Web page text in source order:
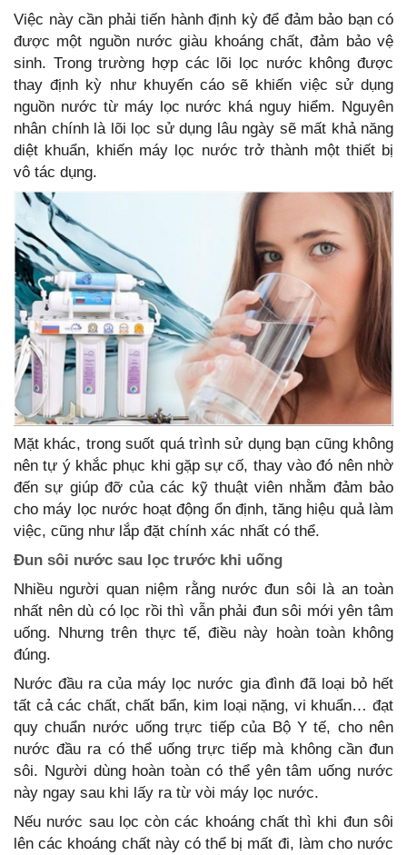
Việc này cần phải tiến hành định kỳ để đảm bảo bạn có
được một nguồn nước giàu khoáng chất, đảm bảo vệ
sinh. Trong trường hợp các lõi lọc nước không được
thay định kỳ như khuyến cáo sẽ khiến việc sử dụng
nguồn nước từ máy lọc nước khá nguy hiểm. Nguyên
nhân chính là lõi lọc sử dụng lâu ngày sẽ mất khả năng
diệt khuẩn, khiến máy lọc nước trở thành một thiết bị
vô tác dụng.
Mặt khác, trong suốt quá trình sử dụng bạn cũng không
nên tự ý khắc phục khi gặp sự cố, thay vào đó nên nhờ
đến sự giúp đỡ của các kỹ thuật viên nhằm đảm bảo
cho máy lọc nước hoạt động ổn định, tăng hiệu quả làm
việc, cũng như lắp đặt chính xác nhất có thể.
Đun sôi nước sau lọc trước khi uống
Nhiều người quan niệm rằng nước đun sôi là an toàn
nhất nên dù có lọc rồi thì vẫn phải đun sôi mới yên tâm
uống. Nhưng trên thực tế, điều này hoàn toàn không
đúng.
Nước đầu ra của máy lọc nước gia đình đã loại bỏ hết
tất cả các chất, chất bẩn, kim loại nặng, vi khuẩn… đạt
quy chuẩn nước uống trực tiếp của Bộ Y tế, cho nên
nước đầu ra có thể uống trực tiếp mà không cần đun
sôi. Người dùng hoàn toàn có thể yên tâm uống nước
này ngay sau khi lấy ra từ vòi máy lọc nước.
Nếu nước sau lọc còn các khoáng chất thì khi đun sôi
lên các khoáng chất này có thể bị mất đi, làm cho nước